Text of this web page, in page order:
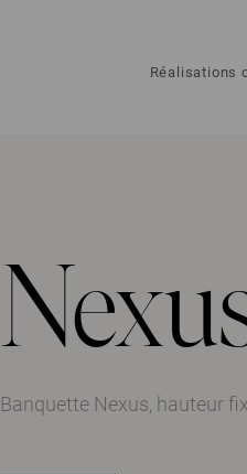
Réalisations
Banquette Nexus, hauteur